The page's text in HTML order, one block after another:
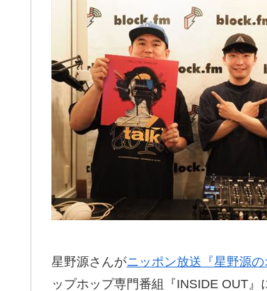
星野源さんがニッポン放送『星野源の
ップホップ専門番組『INSIDE OUT』